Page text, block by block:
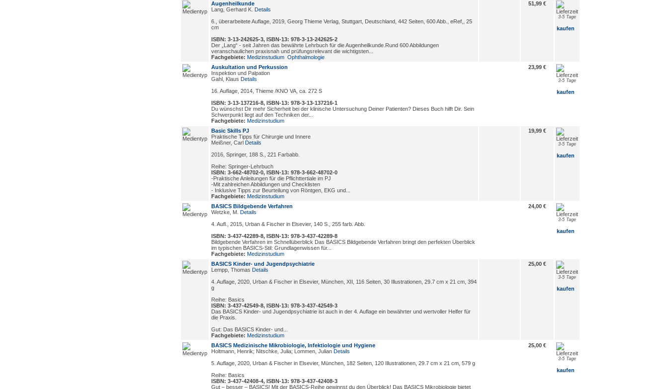
Augenheilkunde
Lang, Gerhard K. Details
6., überarbeitete Auflage, 2019, Georg Thieme Verlag, Stuttgart, Deutschland, 442 Seiten, 600 Abb., eRef,, 25
cm
ISBN: 3-13-242625-3, ISBN-13: 978-3-13-242625-2
Der „Lang“ - seit Jahren das bewährte Lehrbuch für die Augenheilkunde.Rund 600 Abbildungen
veranschaulichen praxisnah und prüfungsrelevant die wichtigsten...
Fachgebiete: Medizinstudium Ophthalmologie
51,99 €
3-5 Tage
kaufen
Auskultation und Perkussion
Inspektion und Palpation
Gahl, Klaus Details
16. Auflage, 2014, Thieme /KNO VA, ca. 272 S
ISBN: 3-13-137216-8, ISBN-13: 978-3-13-137216-1
Du wünschst Dir mehr Sicherheit bei der klinische Untersuchung Deiner Patienten? Dieses Buch hilft Dir. Sein
Schwerpunkt liegt auf den Techniken der...
Fachgebiete: Medizinstudium
23,99 €
3-5 Tage
kaufen
Basic Skills PJ
Praktische Tipps für Chirurgie und Innere
Meißner, Carl Details
2016, Springer, 188 S., 221 Farbabb.
Reihe: Springer-Lehrbuch
ISBN: 3-662-48702-0, ISBN-13: 978-3-662-48702-0
-Praktische Anleitungen für die Pflichttertiale im PJ
-Mit zahlreichen Abbildungen und Checklisten
- Inklusive Tipps zur Beurteilung von Röntgen, EKG und...
Fachgebiete: Medizinstudium
19,99 €
3-5 Tage
kaufen
BASICS Bildgebende Verfahren
Wetzke, M. Details
4. Aufl., 2015, Urban & Fischer in Elsevier, 140 S., 255 farb. Abb.
ISBN: 3-437-42289-8, ISBN-13: 978-3-437-42289-8
Bildgebende Verfahren im Schnellüberblick Das BASICS Bildgebende Verfahren bringt den perfekten Überblick
im typischen BASICS-Stil: Grundlagenwissen für...
Fachgebiete: Medizinstudium
24,00 €
3-5 Tage
kaufen
BASICS Kinder- und Jugendpsychiatrie
Lempp, Thomas Details
4. Auflage, 2020, Urban & Fischer in Elsevier, München, XII, 116 Seiten, 30 Illustrationen, 29.7 cm x 21 cm, 394
g
Reihe: Basics
ISBN: 3-437-42549-8, ISBN-13: 978-3-437-42549-3
Das BASICS Kinder- und Jugendpsychiatrie ist auch in der 4. Auflage ein bewährter und wertvoller Helfer für
die Praxis.
Gut: Das BASICS Kinder- und...
Fachgebiete: Medizinstudium
25,00 €
3-5 Tage
kaufen
BASICS Medizinische Mikrobiologie, Infektiologie und Hygiene
Holtmann, Henrik; Nitschke, Julia; Lommen, Julian Details
5. Auflage, 2020, Urban & Fischer in Elsevier, München, 182 Seiten, 120 Illustrationen, 29.7 cm x 21 cm, 579 g
Reihe: Basics
ISBN: 3-437-42408-4, ISBN-13: 978-3-437-42408-3
Gut – besser – BASICS! Mit der BASICS-Reihe gewinnst du den Überblick! Das BASICS Mikrobiologie bietet
25,00 €
3-5 Tage
kaufen